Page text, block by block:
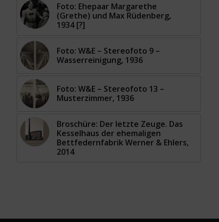
Foto: Ehepaar Margarethe
(Grethe) und Max Rüdenberg,
1934 [?]
Foto: W&E – Stereofoto 9 –
Wasserreinigung, 1936
Foto: W&E – Stereofoto 13 –
Musterzimmer, 1936
Broschüre: Der letzte Zeuge. Das
Kesselhaus der ehemaligen
Bettfedernfabrik Werner & Ehlers,
2014